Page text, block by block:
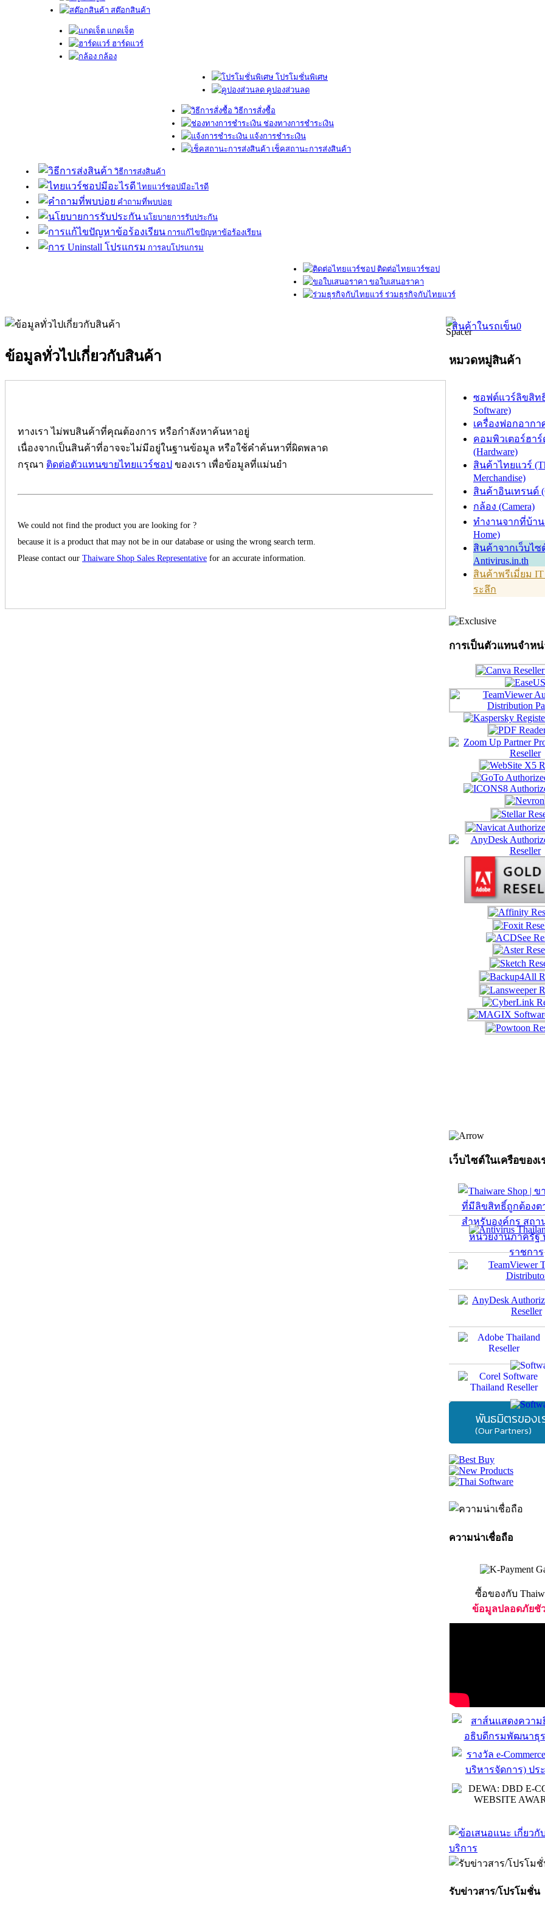
สต๊อกสินค้า
แกดเจ็ต
ฮาร์ดแวร์
กล้อง
โปรโมชั่นพิเศษ
คูปองส่วนลด
วิธีการสั่งซื้อ
ช่องทางการชำระเงิน
แจ้งการชำระเงิน
เช็คสถานะการส่งสินค้า
วิธีการส่งสินค้า
ไทยแวร์ชอปมีอะไรดี
คำถามที่พบบ่อย
นโยบายการรับประกัน
การแก้ไขปัญหาข้อร้องเรียน
การลบโปรแกรม
ติดต่อไทยแวร์ชอป
ขอใบเสนอราคา
ร่วมธุรกิจกับไทยแวร์
ข้อมูลทั่วไปเกี่ยวกับสินค้า
ทางเรา ไม่พบสินค้าที่คุณต้องการ หรือกำลังหาค้นหาอยู่
เนื่องจากเป็นสินค้าที่อาจจะไม่มีอยู่ในฐานข้อมูล หรือใช้คำค้นหาที่ผิดพลาด
กรุณา ติดต่อตัวแทนขายไทยแวร์ชอป ของเรา เพื่อข้อมูลที่แม่นยำ
We could not find the product you are looking for ?
because it is a product that may not be in our database or using the wrong search term.
Please contact our Thaiware Shop Sales Representative for an accurate information.
สินค้าในรถเข็น0
หมวดหมู่สินค้า
ซอฟต์แวร์ลิขสิทธิ์
Software)
เครื่องฟอกอากา
คอมพิวเตอร์ฮาร์
(Hardware)
สินค้าไทยแวร์
Merchandise)
สินค้าอินเทรนด์
กล้อง (Camera)
ทำงานจากที่บ้าน
Home)
สินค้าจากเว็บไซ
Antivirus.in.th
สินค้าพรีเมี่ยม
ระลึก
การเป็นตัวแทนจำห
เว็บไซต์ในเครือของเ
พันธมิตรของเ
(Our Partners)
ความน่าเชื่อถือ
ซื้อของกับ
ข้อมูลปลอดภัยชัว
รับข่าวสาร/โปรโมชั่น